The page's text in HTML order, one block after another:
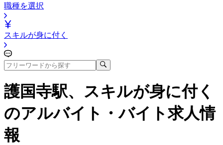
職種を選択
スキルが身に付く
護国寺駅、スキルが身に付く
のアルバイト・バイト求人情
報